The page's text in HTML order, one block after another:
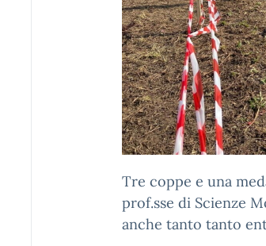
Tre coppe e una
prof.sse di Scienze
anche tanto tanto